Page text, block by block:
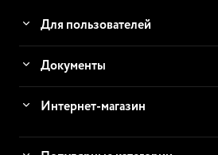
Для пользователей
Документы
Интернет-магазин